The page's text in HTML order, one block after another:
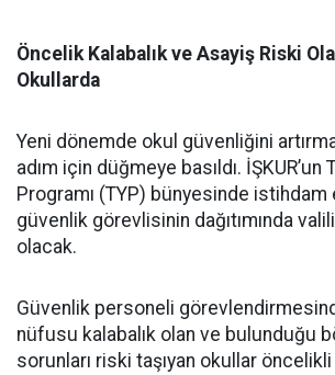
Öncelik Kalabalık ve Asayiş Riski
Okullarda
​Yeni dönemde okul güvenliğini
adım için düğmeye basıldı. İŞKUR’un
Programı (TYP) bünyesinde
güvenlik görevlisinin dağıtımında
olacak.
​Güvenlik personeli
nüfusu kalabalık olan ve bulunduğu
sorunları riski taşıyan okullar